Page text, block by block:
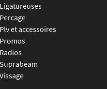
ligatureuses
percage
plv et accessoires
promos
radios
suprabeam
vissage